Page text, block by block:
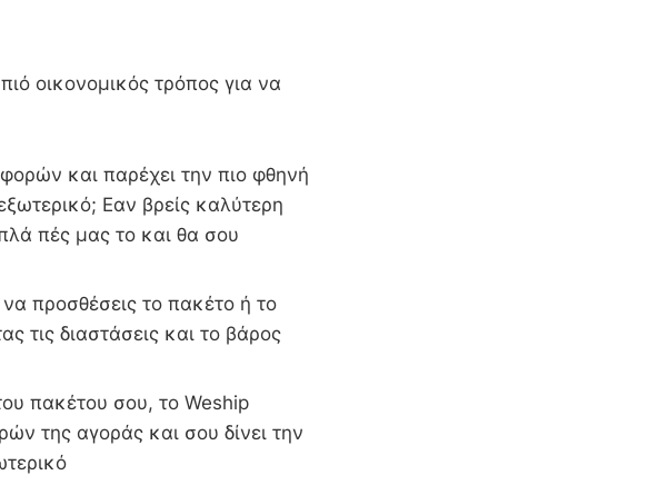
οικονομικός τρόπος για να
και παρέχει την πιο φθηνή
Εαν βρείς καλύτερη
πές μας το και θα σου
προσθέσεις το πακέτο ή το
τις διαστάσεις και το βάρος
πακέτου σου, το Weship
της αγοράς και σου δίνει την